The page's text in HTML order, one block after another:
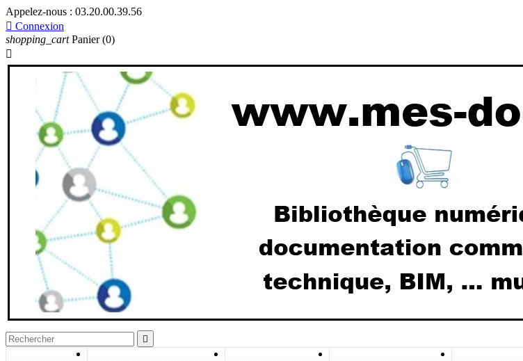
Appelez-nous : 03.20.00.39.56
 Connexion
shopping_cart Panier (0)

